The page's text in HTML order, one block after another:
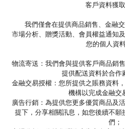
客戶資料獲
我們僅會在提供商品銷售、金融交
市場分析、贈獎活動、會員權益通知
您的個人
物流寄送：我們會與提供客戶商品銷
提供配送資料於合作
金融交易授權：您所提供之賬務資料
機構以完成金融交
廣告行銷：為提供您更多優質商品及
提下，分享相關訊息，如您後續不
們；